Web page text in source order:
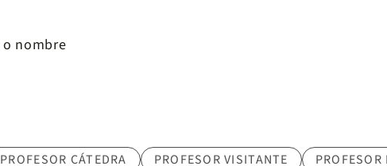
PROFESOR CÁTEDRA PROFESOR VISITANTE